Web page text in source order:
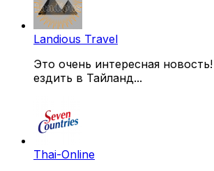
Landious Travel
Это очень интересная
ездить в Тайланд...
Thai-Online